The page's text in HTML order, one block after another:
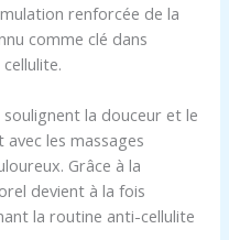
renforcée de la
comme clé dans
la douceur et le
les massages
Grâce à la
devient à la fois
la routine anti-cellulite